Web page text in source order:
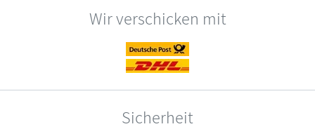
Wir verschicken mit
Sicherheit